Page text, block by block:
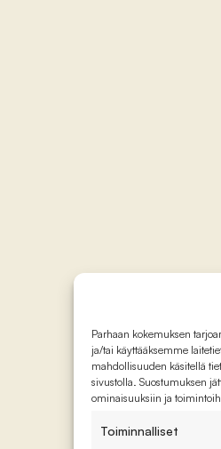
Parhaan kokemuksen
ja/tai käyttääksemme
mahdollisuuden käsitellä
sivustolla. Suostumuksen
ominaisuuksiin ja
Toiminnalliset